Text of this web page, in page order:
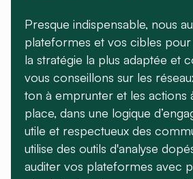
Presque indispensable, nous
plateformes et vos cibles
la stratégie la plus adaptée et
vous conseillons sur les
ton à emprunter et les actions
place, dans une logique
utile et respectueux des
utilise des outils d'analyse
auditer vos plateformes avec